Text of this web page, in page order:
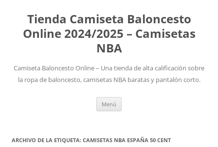
Tienda Camiseta Baloncesto
Online 2024/2025 – Camisetas
NBA
Camiseta Baloncesto Online – Una tienda de alta calificación sobre
la ropa de baloncesto, camisetas NBA baratas y pantalón corto.
Menú
ARCHIVO DE LA ETIQUETA: CAMISETAS NBA ESPAÑA 50 CENT